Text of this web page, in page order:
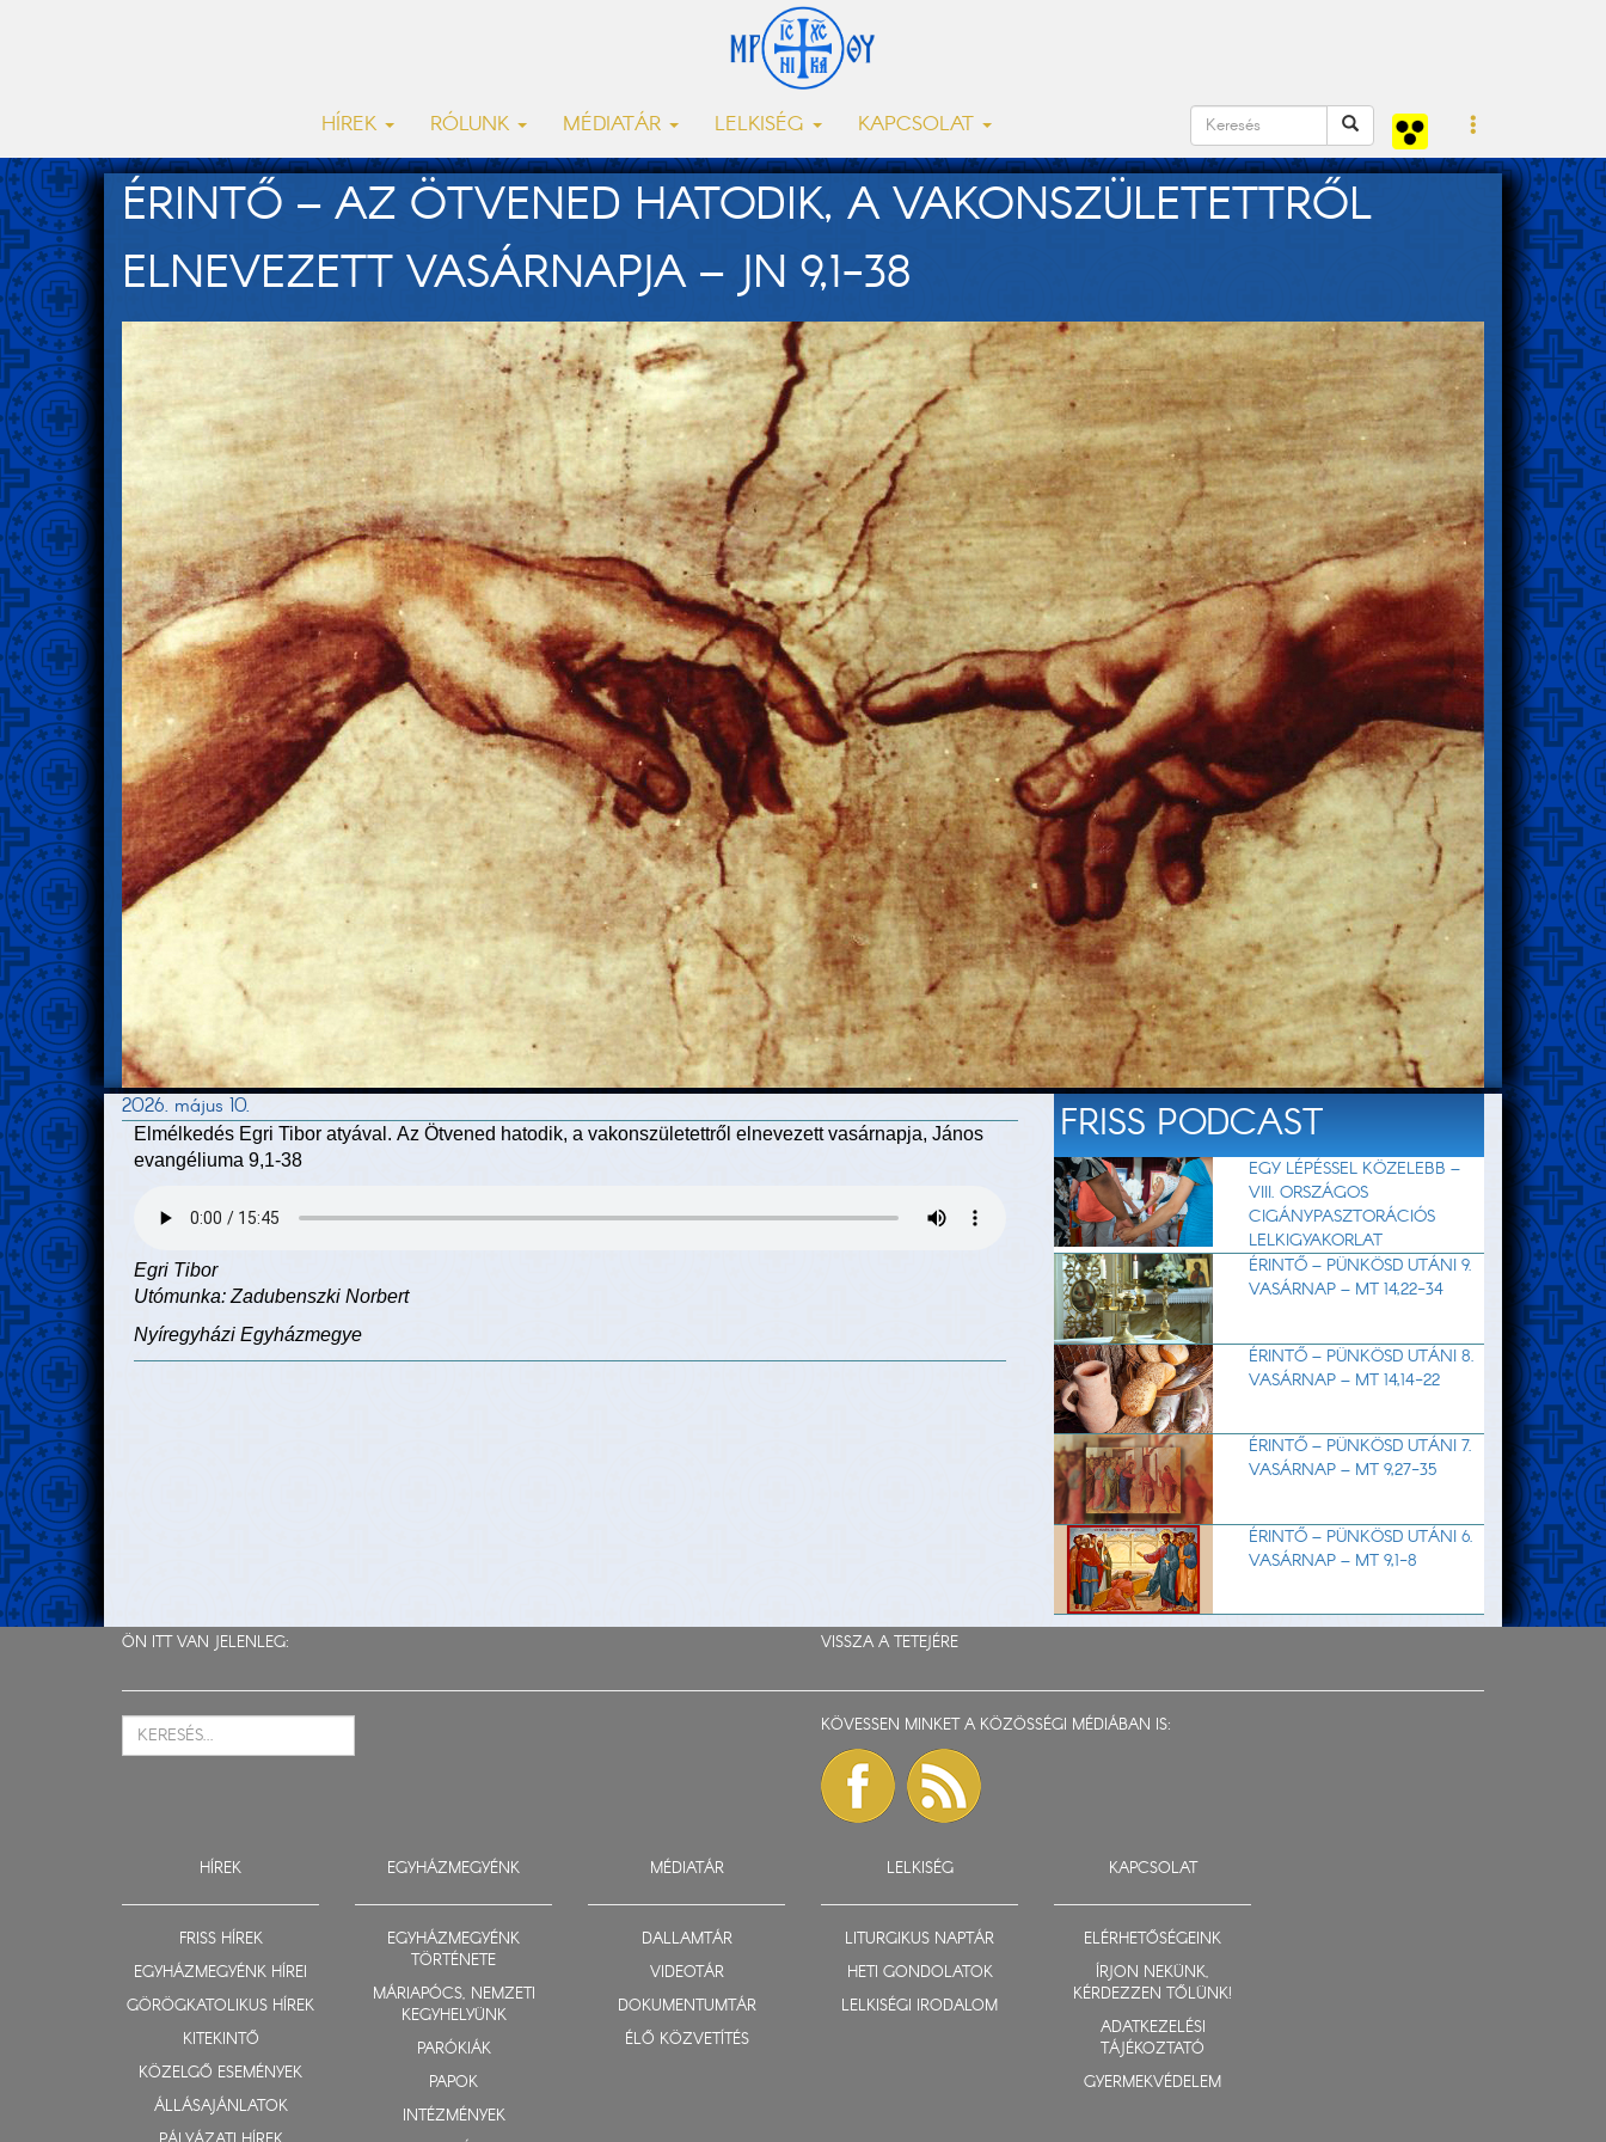
HÍREK RÓLUNK MÉDIATÁR LELKISÉG KAPCSOLAT
ÉRINTŐ – AZ ÖTVENED HATODIK, A VAKONSZÜLETETTRŐL
ELNEVEZETT VASÁRNAPJA – JN 9,1-38
2026. május 10.
Elmélkedés Egri Tibor atyával. Az Ötvened hatodik, a vakonszületettről elnevezett vasárnapja, János
evangéliuma 9,1-38
Egri Tibor
Utómunka: Zadubenszki Norbert
Nyíregyházi Egyházmegye
FRISS PODCAST
EGY LÉPÉSSEL KÖZELEBB –
VIII. ORSZÁGOS
CIGÁNYPASZTORÁCIÓS
LELKIGYAKORLAT
ÉRINTŐ – PÜNKÖSD UTÁNI 9.
VASÁRNAP – MT 14,22-34
ÉRINTŐ – PÜNKÖSD UTÁNI 8.
VASÁRNAP – MT 14,14-22
ÉRINTŐ – PÜNKÖSD UTÁNI 7.
VASÁRNAP – MT 9,27-35
ÉRINTŐ – PÜNKÖSD UTÁNI 6.
VASÁRNAP – MT 9,1-8
ÖN ITT VAN JELENLEG: VISSZA A TETEJÉRE
KÖVESSEN MINKET A KÖZÖSSÉGI MÉDIÁBAN IS:
HÍREK
FRISS HÍREK
EGYHÁZMEGYÉNK HÍREI
GÖRÖGKATOLIKUS HÍREK
KITEKINTŐ
KÖZELGŐ ESEMÉNYEK
ÁLLÁSAJÁNLATOK
EGYHÁZMEGYÉNK
EGYHÁZMEGYÉNK
TÖRTÉNETE
MÁRIAPÓCS, NEMZETI
KEGYHELYÜNK
PARÓKIÁK
PAPOK
INTÉZMÉNYEK
MÉDIATÁR
DALLAMTÁR
VIDEOTÁR
DOKUMENTUMTÁR
ÉLŐ KÖZVETÍTÉS
LELKISÉG
LITURGIKUS NAPTÁR
HETI GONDOLATOK
LELKISÉGI IRODALOM
KAPCSOLAT
ELÉRHETŐSÉGEINK
ÍRJON NEKÜNK,
KÉRDEZZEN TŐLÜNK!
ADATKEZELÉSI
TÁJÉKOZTATÓ
GYERMEKVÉDELEM